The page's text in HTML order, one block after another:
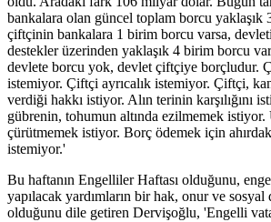
bankalara olan güncel toplam borcu yaklaşık
çiftçinin bankalara 1 birim borcu varsa,
destekler üzerinden yaklaşık 4 birim borcu
devlete borcu yok, devlet çiftçiye borçludur.
istemiyor. Çiftçi ayrıcalık istemiyor. Çiftçi,
verdiği hakkı istiyor. Alın terinin karşılığını
gübrenin, tohumun altında ezilmemek istiyor.
çürütmemek istiyor. Borç ödemek için
istemiyor.'
Bu haftanın Engelliler Haftası olduğunu,
yapılacak yardımların bir hak, onur ve sosyal
olduğunu dile getiren Dervişoğlu, 'Engelli